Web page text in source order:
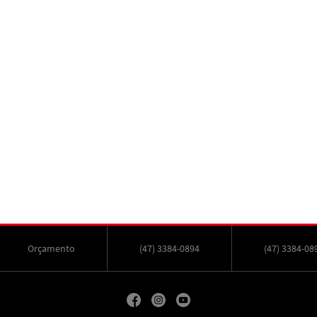
Orçamento (47) 3384-0894 (47) 3384-